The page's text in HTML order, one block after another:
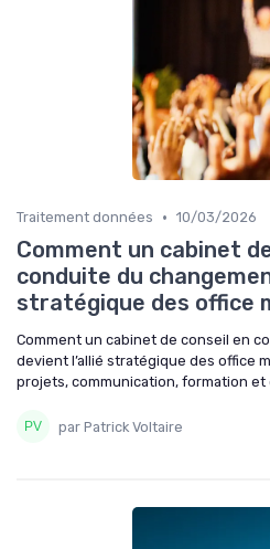
Traitement données • 10/03/2026
Comment un cabinet
conduite du
stratégique des office
Comment un cabinet de conseil en
devient l’allié stratégique des office
projets, communication, formation et
par Patrick Voltaire